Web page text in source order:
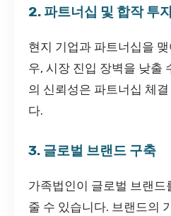
2. 파트너십 및 합작 투
현지 기업과 파트너십을
우, 시장 진입 장벽을 낮출
의 신뢰성은 파트너십 체
다.
3. 글로벌 브랜드 구축
가족법인이 글로벌 브랜드
줄 수 있습니다. 브랜드의